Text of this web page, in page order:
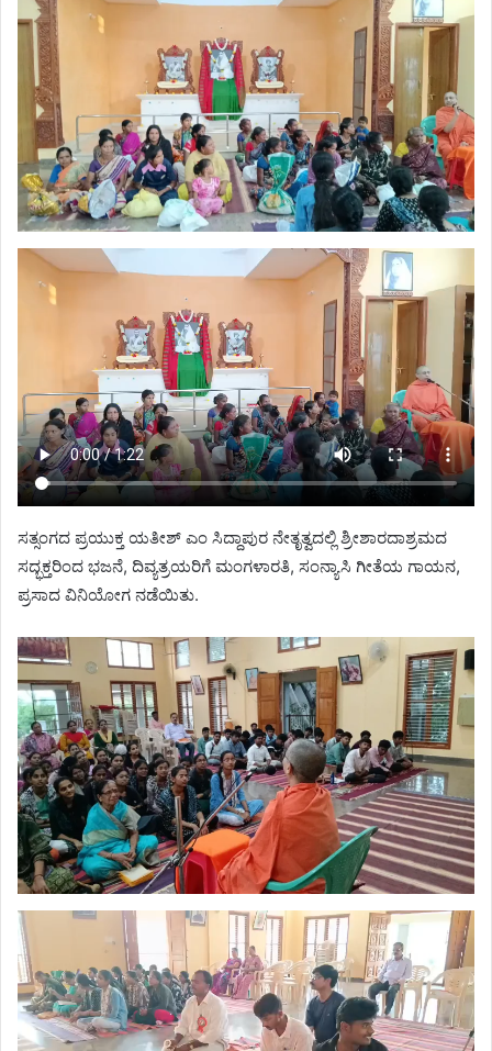
ಸತ್ಸಂಗದ ಪ್ರಯುಕ್ತ ಯತೀಶ್ ಎಂ ಸಿದ್ದಾಪುರ ನೇತೃತ್ವದಲ್ಲಿ ಶ್ರೀಶಾರದಾಶ್ರಮದ
ಸದ್ಭಕ್ತರಿಂದ ಭಜನೆ, ದಿವ್ಯತ್ರಯರಿಗೆ ಮಂಗಳಾರತಿ, ಸಂನ್ಯಾಸಿ ಗೀತೆಯ ಗಾಯನ,
ಪ್ರಸಾದ ವಿನಿಯೋಗ ನಡೆಯಿತು.